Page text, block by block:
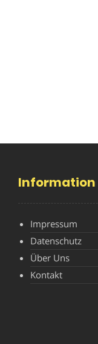
Information
Impressum
Datenschutz
Über Uns
Kontakt